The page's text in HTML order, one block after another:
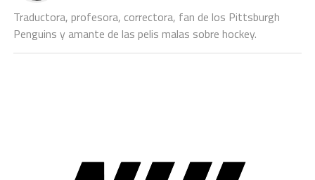
Traductora, profesora, correctora, fan de los Pittsburgh
Penguins y amante de las pelis malas sobre hockey.